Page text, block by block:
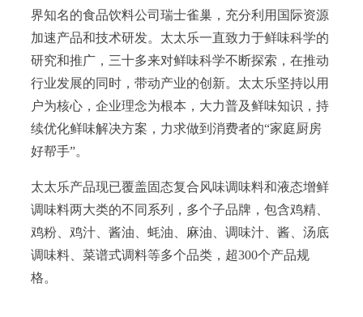
界知名的食品饮料公司瑞士雀巢，充分利用国际资源
加速产品和技术研发。太太乐一直致力于鲜味科学的
研究和推广，三十多来对鲜味科学不断探索，在推动
行业发展的同时，带动产业的创新。太太乐坚持以用
户为核心，企业理念为根本，大力普及鲜味知识，持
续优化鲜味解决方案，力求做到消费者的“家庭厨房
好帮手”。
太太乐产品现已覆盖固态复合风味调味料和液态增鲜
调味料两大类的不同系列，多个子品牌，包含鸡精、
鸡粉、鸡汁、酱油、蚝油、麻油、调味汁、酱、汤底
调味料、菜谱式调料等多个品类，超300个产品规
格。